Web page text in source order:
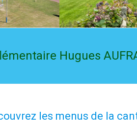
Hugues
les menus de la